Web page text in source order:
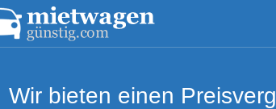
Wir bieten einen